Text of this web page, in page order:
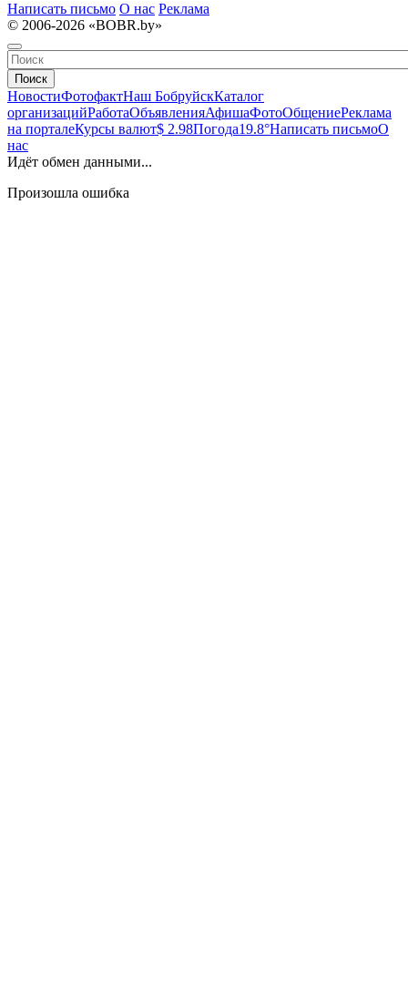
Написать письмо О нас Реклама
© 2006-2026 «BOBR.by»
Поиск
НовостиФотофактНаш БобруйскКаталог
организацийРаботаОбъявленияАфишаФотоОбщениеРеклама
на порталеКурсы валют$ 2.98Погода19.8°Написать письмоО
нас
Идёт обмен данными...
Произошла ошибка